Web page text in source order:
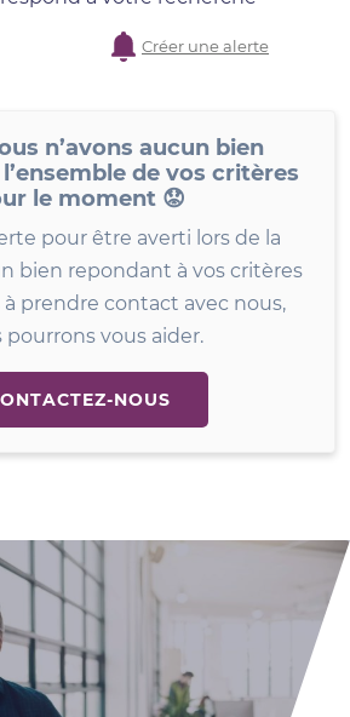
Créer une alerte
n’avons aucun bien
de vos critères
le moment 😟
pour être averti lors de la
bien repondant à vos critères
à prendre contact avec nous,
pourrons vous aider.
NOUS